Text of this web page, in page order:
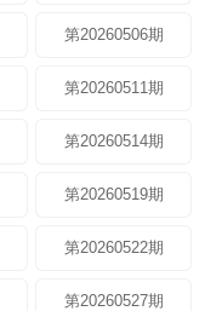
第20260506期
第20260511期
第20260514期
第20260519期
第20260522期
第20260527期